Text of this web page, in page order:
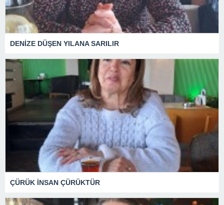
DENİZE DÜŞEN YILANA SARILIR
ÇÜRÜK İNSAN ÇÜRÜKTÜR